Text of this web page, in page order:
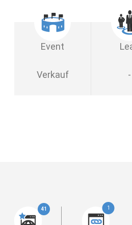
Event
Verkauf -
41 1